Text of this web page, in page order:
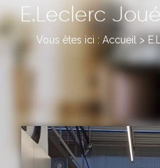
E.Leclerc
Vous êtes ici : Accueil >